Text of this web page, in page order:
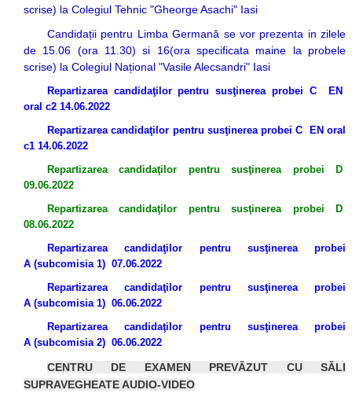
Departamentul
eLIIS
LIIS în presă 2021 -
1
2
LIIS în presă 2022 -
LIIS în presă 2022 -
2
LIIS în presă 2023
AVE
LIIS în presă 2024
Arte și Sport
Secretariat
Prevenirea şi
combaterea
de sex, precum şi
a hărţuirii morale la
locul de muncă
Informații de
interes public
Posturi Vacante
Resurse Umane
Liceului
Consiliul de
Administrație LIIS
LIIS în presă 2021
LIIS în presă 2019
LIIS în presă 2018
LIIS în presă 2020
Arte LIIS 50
scrise) la Colegiul Tehnic "Gheorge Asachi" Iasi
Candidații pentru Limba Germană se vor prezenta in zilele
de 15.06 (ora 11.30) si 16(ora specificata maine la probele
scrise) la Colegiul Național "Vasile Alecsandri" Iasi
Repartizarea candidaţilor pentru susţinerea probei C EN
oral c2 14.06.2022
Repartizarea candidaţilor pentru susţinerea probei C EN oral
c1 14.06.2022
Repartizarea candidaţilor pentru susţinerea probei D
09.06.2022
Repartizarea candidaţilor pentru susţinerea probei D
08.06.2022
Repartizarea candidaţilor pentru susţinerea probei
A (subcomisia 1) 07.06.2022
Repartizarea candidaţilor pentru susţinerea probei
A (subcomisia 1) 06.06.2022
Repartizarea candidaţilor pentru susţinerea probei
A (subcomisia 2) 06.06.2022
CENTRU DE EXAMEN PREVĂZUT CU SĂLI
SUPRAVEGHEATE AUDIO-VIDEO